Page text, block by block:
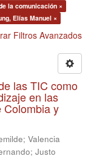
la comunicación ×
Elías Manuel ×
Filtros Avanzados
las TIC como
en las
Colombia y
; Valencia
; Justo